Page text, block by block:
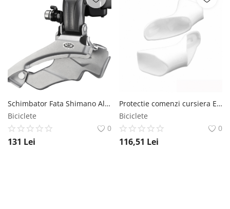
Schimbator Fata Shimano Altus Fd-M371, Triplu, Pt. 9 Vit. Pe Spate, Down Swing, Tragere Dubla, Colier 34.9Mm (Cu Adaptor 31.8 28.6Mm), Pt. 44 48T, Unghi Cs 63-66, Cl 50Mm, Ambalat Ind. Shimano
Biciclete
0
131 Lei
Protectie comenzi cursiera Ebon Campagnolo 11S, culoare alb Ebon
Biciclete
0
116,51 Lei